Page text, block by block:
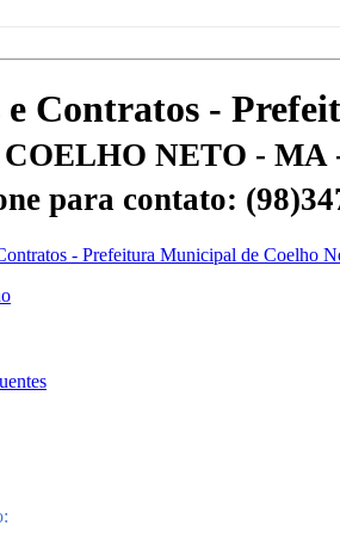
e Contratos -
NETO - MA
para contato:
- Prefeitura Municipal de Coelho